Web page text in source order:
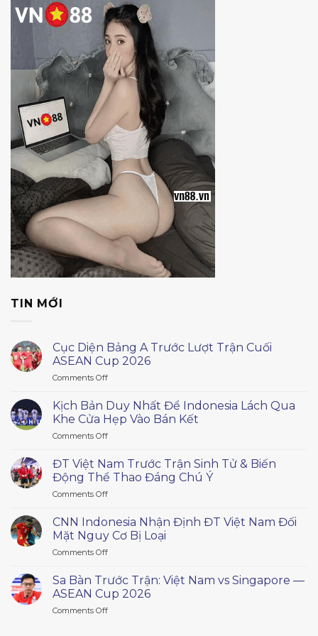
TIN MỚI
Cục Diện Bảng A Trước Lượt Trận Cuối
ASEAN Cup 2026
Comments Offon
Diện
Bảng
A
Trước
Trận
Cuối
Kịch Bản Duy Nhất Để Indonesia Lách Qua
Khe Cửa Hẹp Vào Bán Kết
Comments Offon
Duy
Nhất
Để
Lách
Qua
Vào
Bán
ĐT Việt Nam Trước Trận Sinh Tử & Biến
Động Thể Thao Đáng Chú Ý
Comments Offon
Nam
Trước
Trận
Tử
&
Biến
CNN Indonesia Nhận Định ĐT Việt Nam Đối
Mặt Nguy Cơ Bị Loại
Comments Offon
Indonesia
Nhận
Định
ĐT
Sa Bàn Trước Trận: Việt Nam vs Singapore —
ASEAN Cup 2026
Comments Offon